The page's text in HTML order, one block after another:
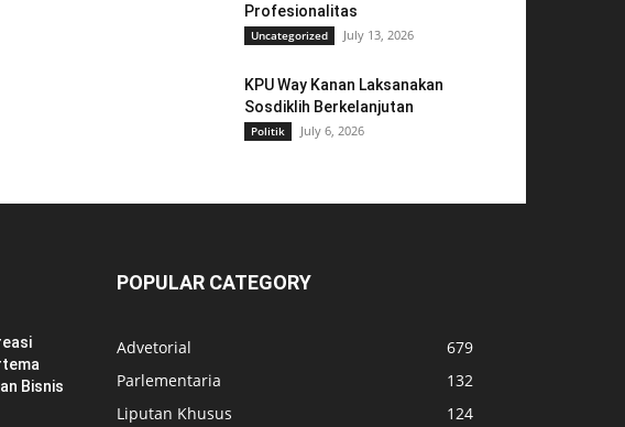
Profesionalitas
Uncategorized July 13, 2026
KPU Way Kanan Laksanakan
Sosdiklih Berkelanjutan
Politik July 6, 2026
Bisnis
POPULAR CATEGORY
Advetorial
679
Parlementaria
132
Liputan Khusus
124